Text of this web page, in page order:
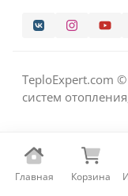
Главная Корзина
TeploExpert.com
систем